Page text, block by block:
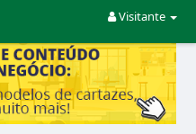
Visitante